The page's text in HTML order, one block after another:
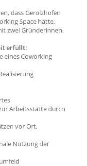
dass Gerolzhofen
Space hätte.
zwei Gründerinnen.
erfüllt:
eines Coworking
Arbeitsstätte durch
vor Ort,
Nutzung der